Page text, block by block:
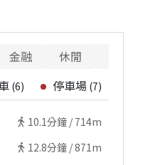
金融 休閒
(6) 停車場 (7)
10.1分鐘 / 714m
12.8分鐘 /871m